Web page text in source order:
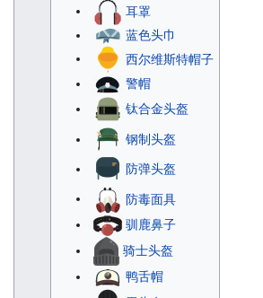
耳罩
蓝色头巾
西尔维斯特帽子
警帽
钛合金头盔
钢制头盔
防弹头盔
防毒面具
驯鹿鼻子
骑士头盔
鸭舌帽